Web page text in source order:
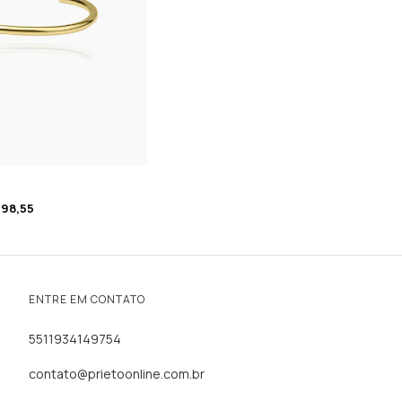
ENTRE EM CONTATO
5511934149754
contato@prietoonline.com.br